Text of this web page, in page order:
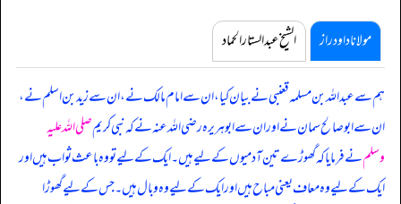
مولانا داود راز الشیخ عبدالستار الحماد
ہم سے عبداللہ بن مسلمہ قعنبی نے بیان کیا، ان سے امام مالک نے، ان سے زید بن اسلم نے،
ان سے ابوصالح سمان نے اور ان سے ابوہریرہ رضی اللہ عنہ نے کہنبی کریمصلی اللہ علیہ
وسلمنے فرمایا کہ گھوڑے تین آدمیوں کے لیے ہیں۔ ایک کے لیے تو وہ باعث ثواب ہیں اور
ایک کے لیے وہ معاف یعنی مباح ہیں اور ایک کے لیے وہ وبال ہیں۔ جس کے لیے گھوڑا